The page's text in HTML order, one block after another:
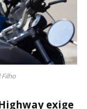
Filho
exige